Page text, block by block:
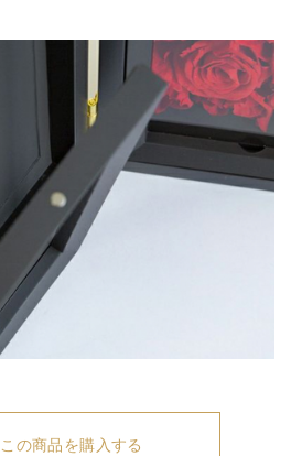
この商品を購入する